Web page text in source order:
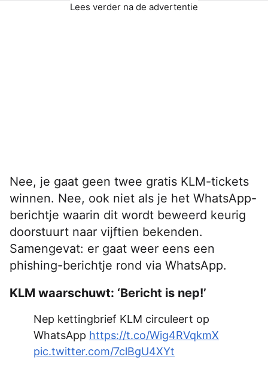
Lees verder na de advertentie
Nee, je gaat geen twee gratis KLM-tickets
winnen. Nee, ook niet als je het WhatsApp-
berichtje waarin dit wordt beweerd keurig
doorstuurt naar vijftien bekenden.
Samengevat: er gaat weer eens een
phishing-berichtje rond via WhatsApp.
KLM waarschuwt: ‘Bericht is nep!’
Nep kettingbrief KLM circuleert op
WhatsApp https://t.co/Wig4RVqkmX
pic.twitter.com/7clBgU4XYt